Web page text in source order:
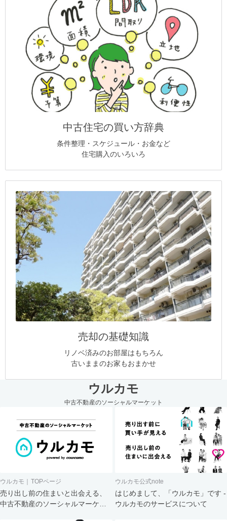
中古住宅の買い方辞典
条件整理・スケジュール・お金など
住宅購入のいろいろ
売却の基礎知識
リノベ済みのお部屋はもちろん
古いままのお家もおまかせ
ウルカモ
中古不動産のソーシャルマーケット
ウルカモ｜TOPページ
売り出し前の住まいと出会える、
中古不動産のソーシャルマーケッ
ウルカモ公式note
はじめまして、「ウルカモ」です -
ウルカモのサービスについて